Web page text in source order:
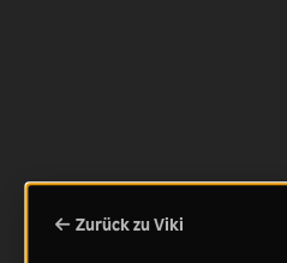
Zurück zu Viki